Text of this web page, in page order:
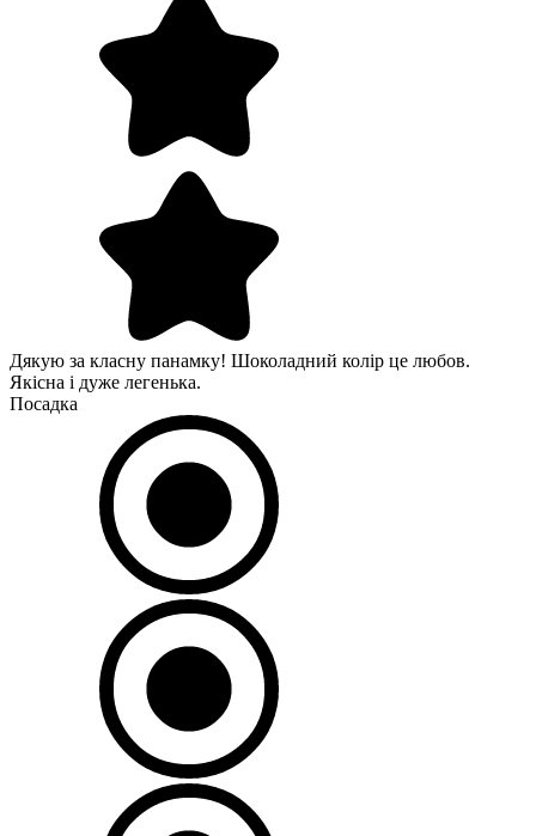
Дякую за класну панамку! Шоколадний колір це любов.
Якісна і дуже легенька.
Посадка